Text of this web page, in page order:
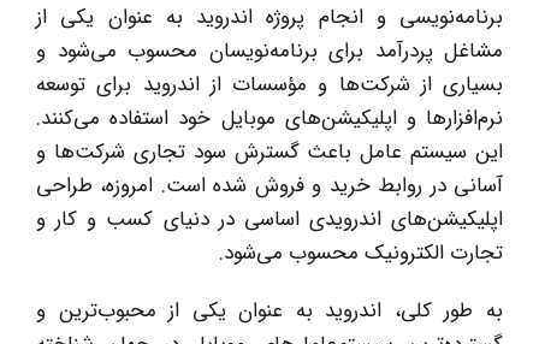
برنامه‌نویسی و انجام پروژه اندروید به عنوان یکی از
مشاغل پردرآمد برای برنامه‌نویسان محسوب می‌شود و
بسیاری از شرکت‌ها و مؤسسات از اندروید برای توسعه
نرم‌افزارها و اپلیکیشن‌های موبایل خود استفاده می‌کنند.
این سیستم عامل باعث گسترش سود تجاری شرکت‌ها و
آسانی در روابط خرید و فروش شده است. امروزه، طراحی
اپلیکیشن‌های اندرویدی اساسی در دنیای کسب و کار و
تجارت الکترونیک محسوب می‌شود.
به طور کلی، اندروید به عنوان یکی از محبوب‌ترین و